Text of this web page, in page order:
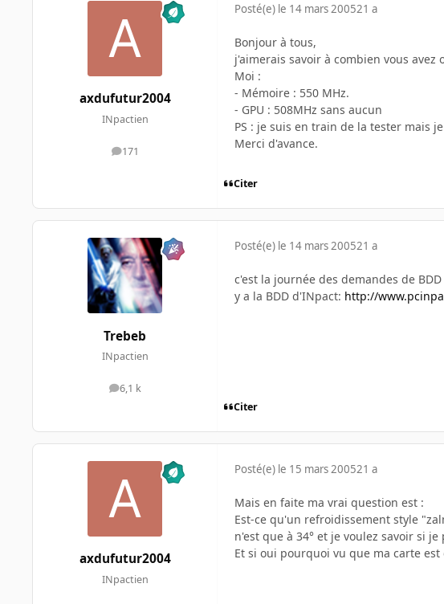
axdufutur2004
INpactien
171
messages
Posté(e) le 14 mars 200521 a
Bonjour à tous,
j'aimerais savoir à combien vous avez
Moi :
- Mémoire : 550 MHz.
- GPU : 508MHz sans aucun
PS : je suis en train de la tester mais
Merci d'avance.
Citer
Trebeb
INpactien
6,1 k
messages
Posté(e) le 14 mars 200521 a
c'est la journée des demandes de
y a la BDD d'INpact: http://
Citer
axdufutur2004
INpactien
Posté(e) le 15 mars 200521 a
Mais en faite ma vrai question est :
Est-ce qu'un refroidissement style
n'est que à 34° et je voulez savoir si
Et si oui pourquoi vu que ma carte